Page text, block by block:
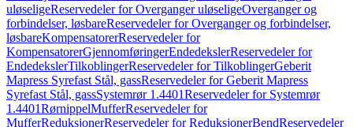
uløseligeReservedeler for Overganger uløseligeOverganger og
forbindelser, løsbareReservedeler for Overganger og forbindelser,
løsbareKompensatorerReservedeler for
KompensatorerGjennomføringerEndedekslerReservedeler for
EndedekslerTilkoblingerReservedeler for TilkoblingerGeberit
Mapress Syrefast Stål, gassReservedeler for Geberit Mapress
Syrefast Stål, gassSystemrør 1.4401Reservedeler for Systemrør
1.4401RørnippelMufferReservedeler for
MufferReduksjonerReservedeler for ReduksjonerBendReservedeler